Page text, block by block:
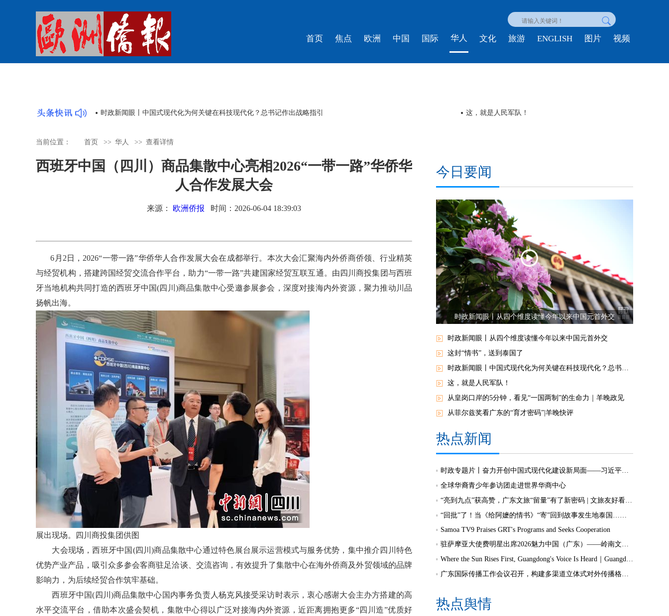
首页 焦点 欧洲 中国 国际 华人 文化 旅游 ENGLISH 图片 视频
从皇岗口岸的5分钟，看见“一国两制”的生命力｜羊晚政见
当前位置： 首页 >> 华人 >> 查看详情
西班牙中国（四川）商品集散中心亮相2026“一带一路”华侨华
人合作发展大会
来源： 欧洲侨报 时间：2026-06-04 18:39:03
6月2日，2026“一带一路”华侨华人合作发展大会在成都举行。本次大会汇聚海内外侨商侨领、行业精英
与经贸机构，搭建跨国经贸交流合作平台，助力“一带一路”共建国家经贸互联互通。由四川商投集团与西班
牙当地机构共同打造的西班牙中国(四川)商品集散中心受邀参展参会，深度对接海内外资源，聚力推动川品
扬帆出海。
展出现场。四川商投集团供图
大会现场，西班牙中国(四川)商品集散中心通过特色展台展示运营模式与服务优势，集中推介四川特色
优势产业产品，吸引众多参会客商驻足洽谈、交流咨询，有效提升了集散中心在海外侨商及外贸领域的品牌
影响力，为后续经贸合作筑牢基础。
西班牙中国(四川)商品集散中心国内事务负责人杨克风接受采访时表示，衷心感谢大会主办方搭建的高
水平交流平台，借助本次盛会契机，集散中心得以广泛对接海内外资源，近距离拥抱更多“四川造”优质好
今日要闻
时政新闻眼丨从四个维度读懂今年以来中国元首外交
时政新闻眼丨从四个维度读懂今年以来中国元首外交
这封“情书”，送到泰国了
时政新闻眼丨中国式现代化为何关键在科技现代化？总书记作出战略指引
这，就是人民军队！
从皇岗口岸的5分钟，看见“一国两制”的生命力｜羊晚政见
从菲尔兹奖看广东的“育才密码”|羊晚快评
热点新闻
时政专题片丨奋力开创中国式现代化建设新局面——习近平总书记今年以来治国理政纪实
全球华裔青少年参访团走进世界华商中心
“亮到九点”获高赞，广东文旅“留量”有了新密码 | 文旅友好看广东②
“回批”了！当《给阿嬷的情书》“寄”回到故事发生地泰国……
Samoa TV9 Praises GRT's Programs and Seeks Cooperation
驻萨摩亚大使费明星出席2026魅力中国（广东）——岭南文化南太行萨摩亚站活动
Where the Sun Rises First, Guangdong's Voice Is Heard｜Guangdong media, Samoa MCIT sign deal to bring Canton Today to TV9
广东国际传播工作会议召开，构建多渠道立体式对外传播格局引热议
热点舆情